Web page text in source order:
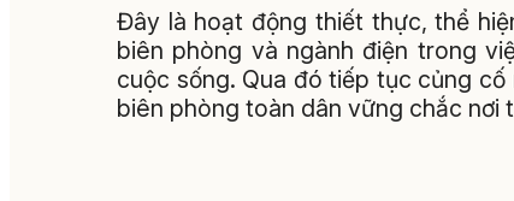
Đây là hoạt động thiết thực, thể
biên phòng và ngành điện trong
cuộc sống. Qua đó tiếp tục củng
biên phòng toàn dân vững chắc nơi